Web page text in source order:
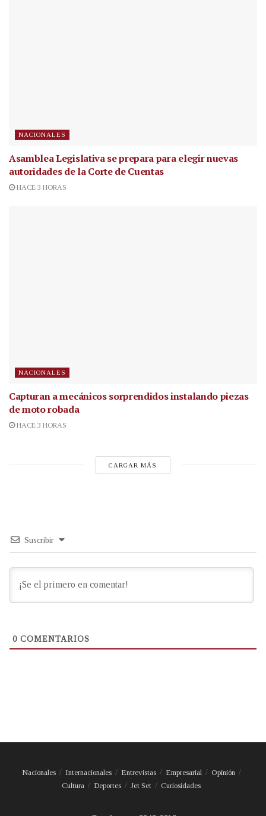
NACIONALES
Asamblea Legislativa se prepara para elegir nuevas
autoridades de la Corte de Cuentas
HACE 3 HORAS
NACIONALES
Capturan a mecánicos sorprendidos instalando piezas
de moto robada
HACE 3 HORAS
CARGAR MÁS
Suscribir
0 COMENTARIOS
Nacionales Internacionales Entrevistas Empresarial
Opinión
Cultura
Deportes Jet Set Curiosidades